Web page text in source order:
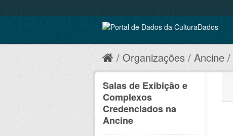
Organizações Ancine
Salas de Exibição e
Complexos
Credenciados na
Ancine